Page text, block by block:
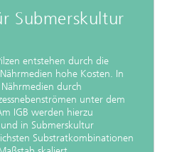
Submerskultur
entstehen durch die
hohe Kosten. In
durch
unter dem
IGB werden hierzu
in Submerskultur
Substratkombinationen